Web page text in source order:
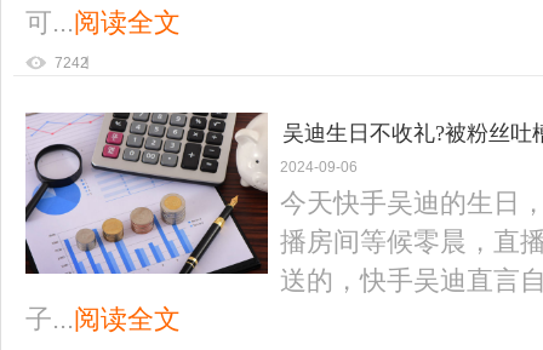
可...阅读全文
7242
吴迪生日不收礼?被粉丝吐
2024-09-06
今天快手吴迪的生日
播房间等候零晨，直
送的，快手吴迪直言
子...阅读全文